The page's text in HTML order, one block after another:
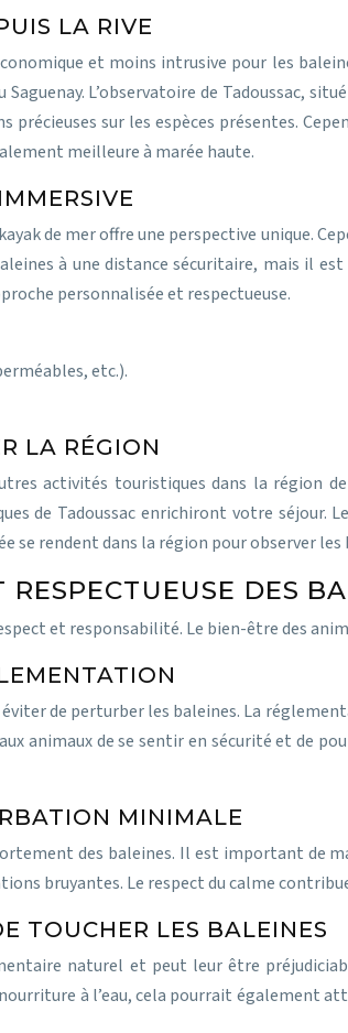
LA RIVE
et moins intrusive pour les
L’observatoire de Tadoussac,
sur les espèces présentes.
meilleure à marée haute.
de mer offre une perspective unique.
à une distance sécuritaire, mais il
personnalisée et respectueuse.
etc.).
LA RÉGION
activités touristiques dans la région
de Tadoussac enrichiront votre
se rendent dans la région pour observer les
DES
et responsabilité. Le bien-être des
de perturber les baleines. La
animaux de se sentir en sécurité et de
MINIMALE
des baleines. Il est important de
bruyantes. Le respect du calme
TOUCHER LES BALEINES
naturel et peut leur être
à l’eau, cela pourrait également